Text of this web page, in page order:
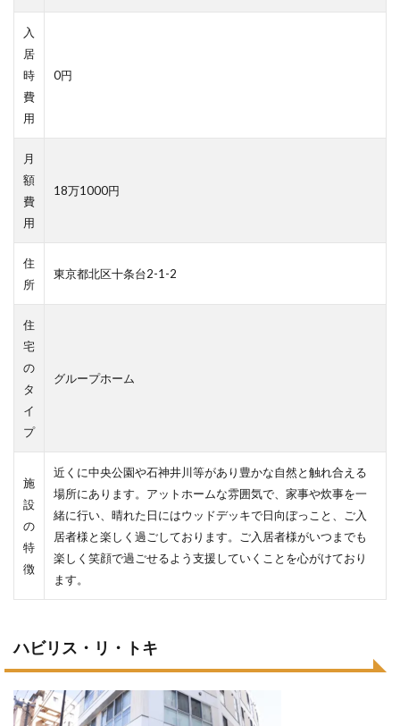
入
居
時
費
用
0円
月
額
費
用
18万1000円
住
所
東京都北区十条台2-1-2
住
宅
の
タ
イ
プ
グループホーム
施
設
の
特
徴
近くに中央公園や石神井川等があり豊かな自然と触れ合える
場所にあります。アットホームな雰囲気で、家事や炊事を一
緒に行い、晴れた日にはウッドデッキで日向ぼっこと、ご入
居者様と楽しく過ごしております。ご入居者様がいつまでも
楽しく笑顔で過ごせるよう支援していくことを心がけており
ます。
ハビリス・リ・トキ